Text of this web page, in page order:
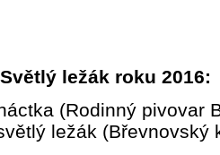
ležák roku 2016:
(Rodinný pivovar
ležák (Břevnovský